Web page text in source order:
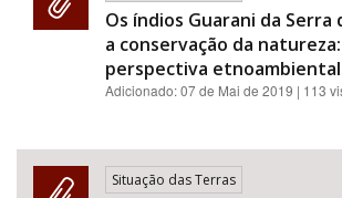
Os índios Guarani da Serra
a conservação da
perspectiva
Adicionado:07 de Mai de 2019 | 113
Situação das Terras